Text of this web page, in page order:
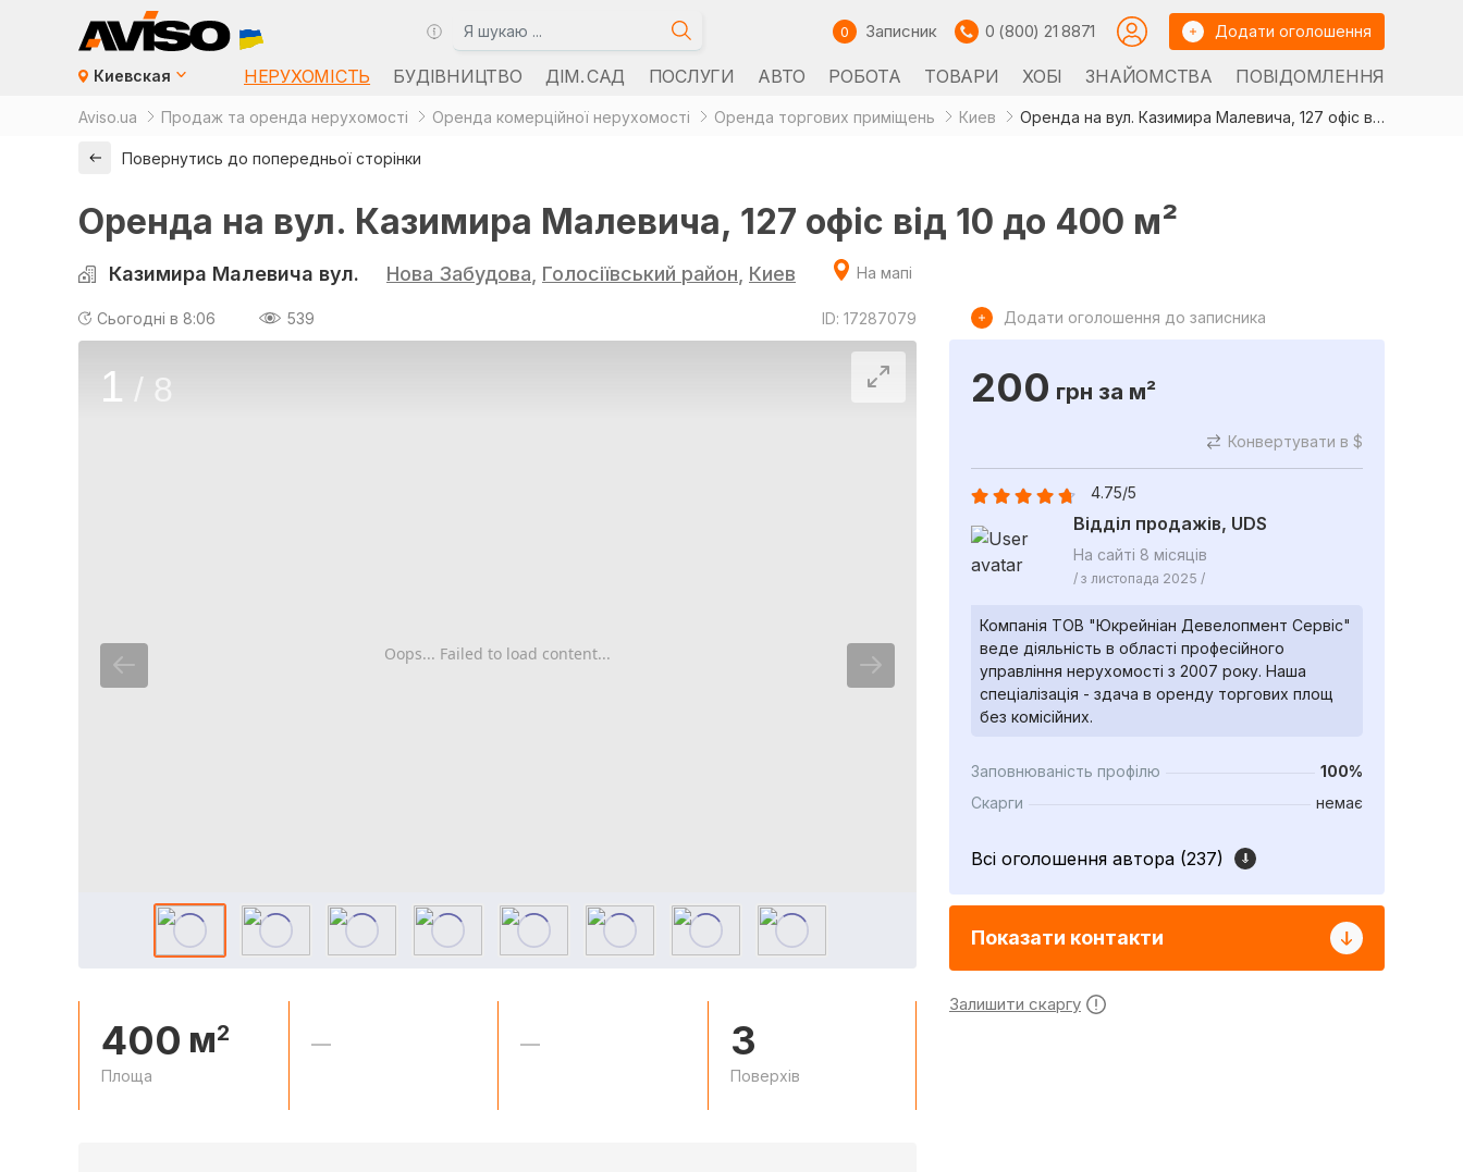
0 Записник 0 (800) 21 8871 Додати оголошення
Киевская НЕРУХОМІСТЬ БУДІВНИЦТВО ДІМ. САД ПОСЛУГИ АВТО РОБОТА ТОВАРИ ХОБІ ЗНАЙОМСТВА ПОВІДОМЛЕННЯ
Aviso.ua Продаж та оренда нерухомості Оренда комерційної нерухомості Оренда торгових приміщень Киев Оренда на вул. Казимира Малевича, 127 офіс від 10 до 400 м²
Повернутись до попередньої сторінки
Оренда на вул. Казимира Малевича, 127 офіс від 10 до 400 м²
Казимира Малевича вул. Нова Забудова Голосіївський район Киев На мапі
Сьогодні в 8:06 539 ID: 17287079
Oops... Failed to load content...
1 / 8
400 м2
Площа
— — 3
Поверхів
Додати оголошення до записника
200 грн за м²
Конвертувати в $
4.75/5
Відділ продажів, UDS
На сайті 8 місяців
/ з листопада 2025 /
Компанія ТОВ "Юкрейніан Девелопмент Сервіс"
веде діяльність в області професійного
управління нерухомості з 2007 року. Наша
спеціалізація - здача в оренду торгових площ
без комісійних.
Заповнюваність профілю
100%
Скарги
немає
Всі оголошення автора (237)
Показати контакти
Залишити скаргу